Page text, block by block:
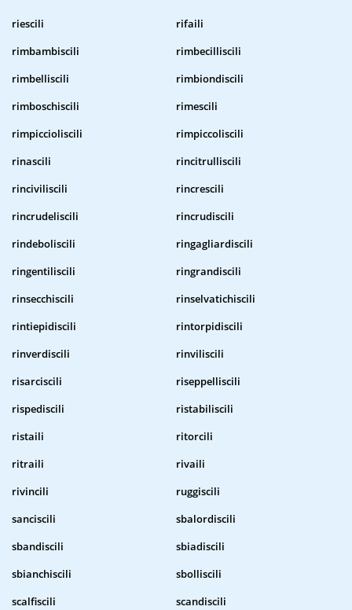
riescili
rifaili
rimbambiscili
rimbecilliscili
rimbelliscili
rimbiondiscili
rimboschiscili
rimescili
rimpiccioliscili
rimpiccoliscili
rinascili
rincitrulliscili
rinciviliscili
rincrescili
rincrudeliscili
rincrudiscili
rindeboliscili
ringagliardiscili
ringentiliscili
ringrandiscili
rinsecchiscili
rinselvatichiscili
rintiepidiscili
rintorpidiscili
rinverdiscili
rinviliscili
risarciscili
riseppelliscili
rispediscili
ristabiliscili
ristaili
ritorcili
ritraili
rivaili
rivincili
ruggiscili
sanciscili
sbalordiscili
sbandiscili
sbiadiscili
sbianchiscili
sbolliscili
scalfiscili
scandiscili